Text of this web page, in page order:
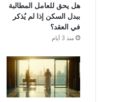
هل يحق للعامل المطالبة
ببدل السكن إذا لم يُذكر
في العقد؟
منذ 3 أيام